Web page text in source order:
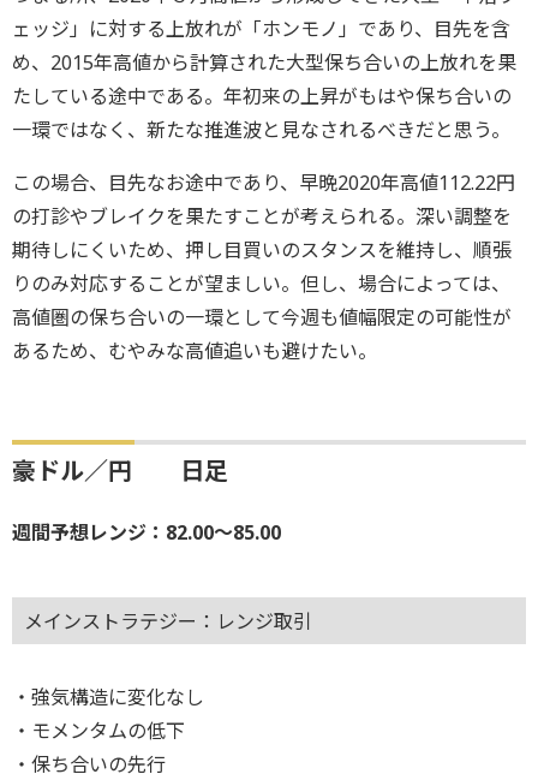
ェッジ」に対する上放れが「ホンモノ」であり、目先を含
め、2015年高値から計算された大型保ち合いの上放れを果
たしている途中である。年初来の上昇がもはや保ち合いの
一環ではなく、新たな推進波と見なされるべきだと思う。
この場合、目先なお途中であり、早晩2020年高値112.22円
の打診やブレイクを果たすことが考えられる。深い調整を
期待しにくいため、押し目買いのスタンスを維持し、順張
りのみ対応することが望ましい。但し、場合によっては、
高値圏の保ち合いの一環として今週も値幅限定の可能性が
あるため、むやみな高値追いも避けたい。
豪ドル／円 日足
週間予想レンジ：82.00～85.00
メインストラテジー：レンジ取引
・強気構造に変化なし
・モメンタムの低下
・保ち合いの先行